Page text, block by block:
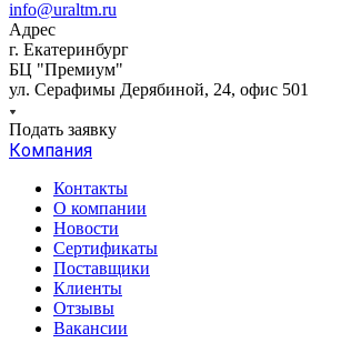
info@uraltm.ru
Адрес
г. Екатеринбург
БЦ "Премиум"
ул. Серафимы Дерябиной, 24, офис 501
Подать заявку
Компания
Контакты
О компании
Новости
Сертификаты
Поставщики
Клиенты
Отзывы
Вакансии